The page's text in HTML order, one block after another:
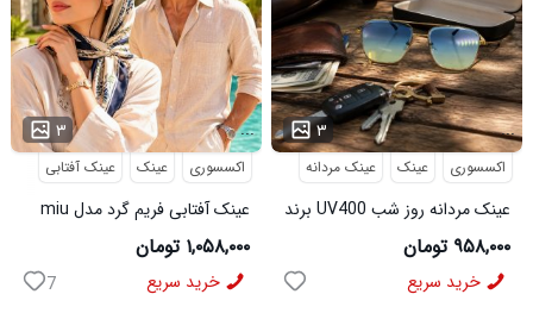
۳ ...
اکسسوری عینک عینک آفتابی
عینک آفتابی فریم گرد مدل miu
miu
۱,۰۵۸,۰۰۰ تومان
خرید سریع 7
۳ ...
اکسسوری عینک عینک مردانه
عینک مردانه روز شب UV400 برند
میباخ
۹۵۸,۰۰۰ تومان
خرید سریع